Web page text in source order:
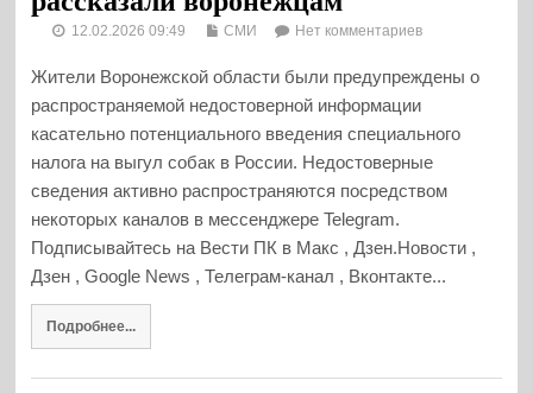
12.02.2026 09:49 СМИ Нет комментариев
Жители Воронежской области были предупреждены о
распространяемой недостоверной информации
касательно потенциального введения специального
налога на выгул собак в России. Недостоверные
сведения активно распространяются посредством
некоторых каналов в мессенджере Telegram.
Подписывайтесь на Вести ПК в Макс , Дзен.Новости ,
Дзен , Google News , Телеграм-канал , Вконтакте...
Подробнее...